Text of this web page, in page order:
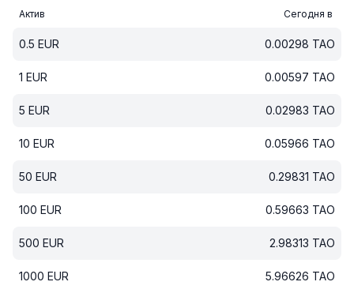
Актив Сегодня в
0.5 EUR 0.00298 TAO
1 EUR 0.00597 TAO
5 EUR 0.02983 TAO
10 EUR 0.05966 TAO
50 EUR 0.29831 TAO
100 EUR 0.59663 TAO
500 EUR 2.98313 TAO
1000 EUR 5.96626 TAO